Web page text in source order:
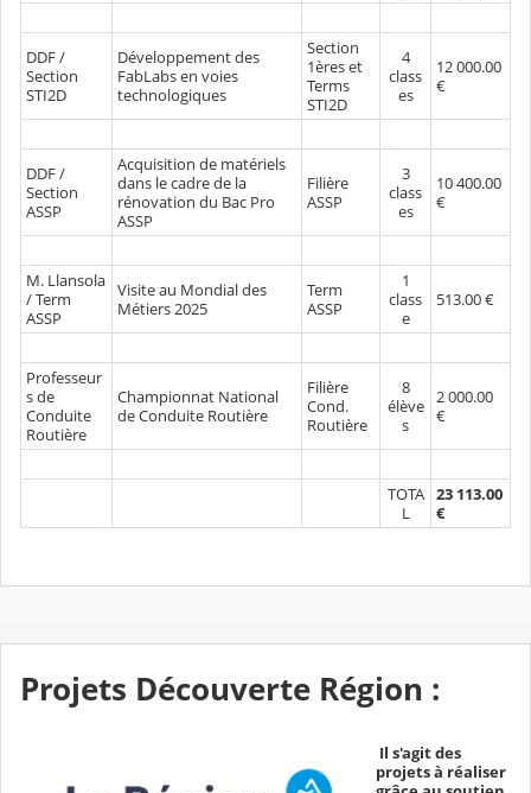
DDF /
Section
STI2D
Développement des
FabLabs en voies
technologiques
Section
1ères et
Terms
STI2D
4
class
es
12 000.00
€
DDF /
Section
ASSP
Acquisition de matériels
dans le cadre de la
rénovation du Bac Pro
ASSP
Filière
ASSP
3
class
es
10 400.00
€
M. Llansola
/ Term
ASSP
Visite au Mondial des
Métiers 2025
Term
ASSP
1
class
e
513.00 €
Professeur
s de
Conduite
Routière
Championnat National
de Conduite Routière
Filière
Cond.
Routière
8
élève
s
2 000.00
€
TOTA
L
23 113.00
€
Projets Découverte Région :
Il s'agit des
projets à réaliser